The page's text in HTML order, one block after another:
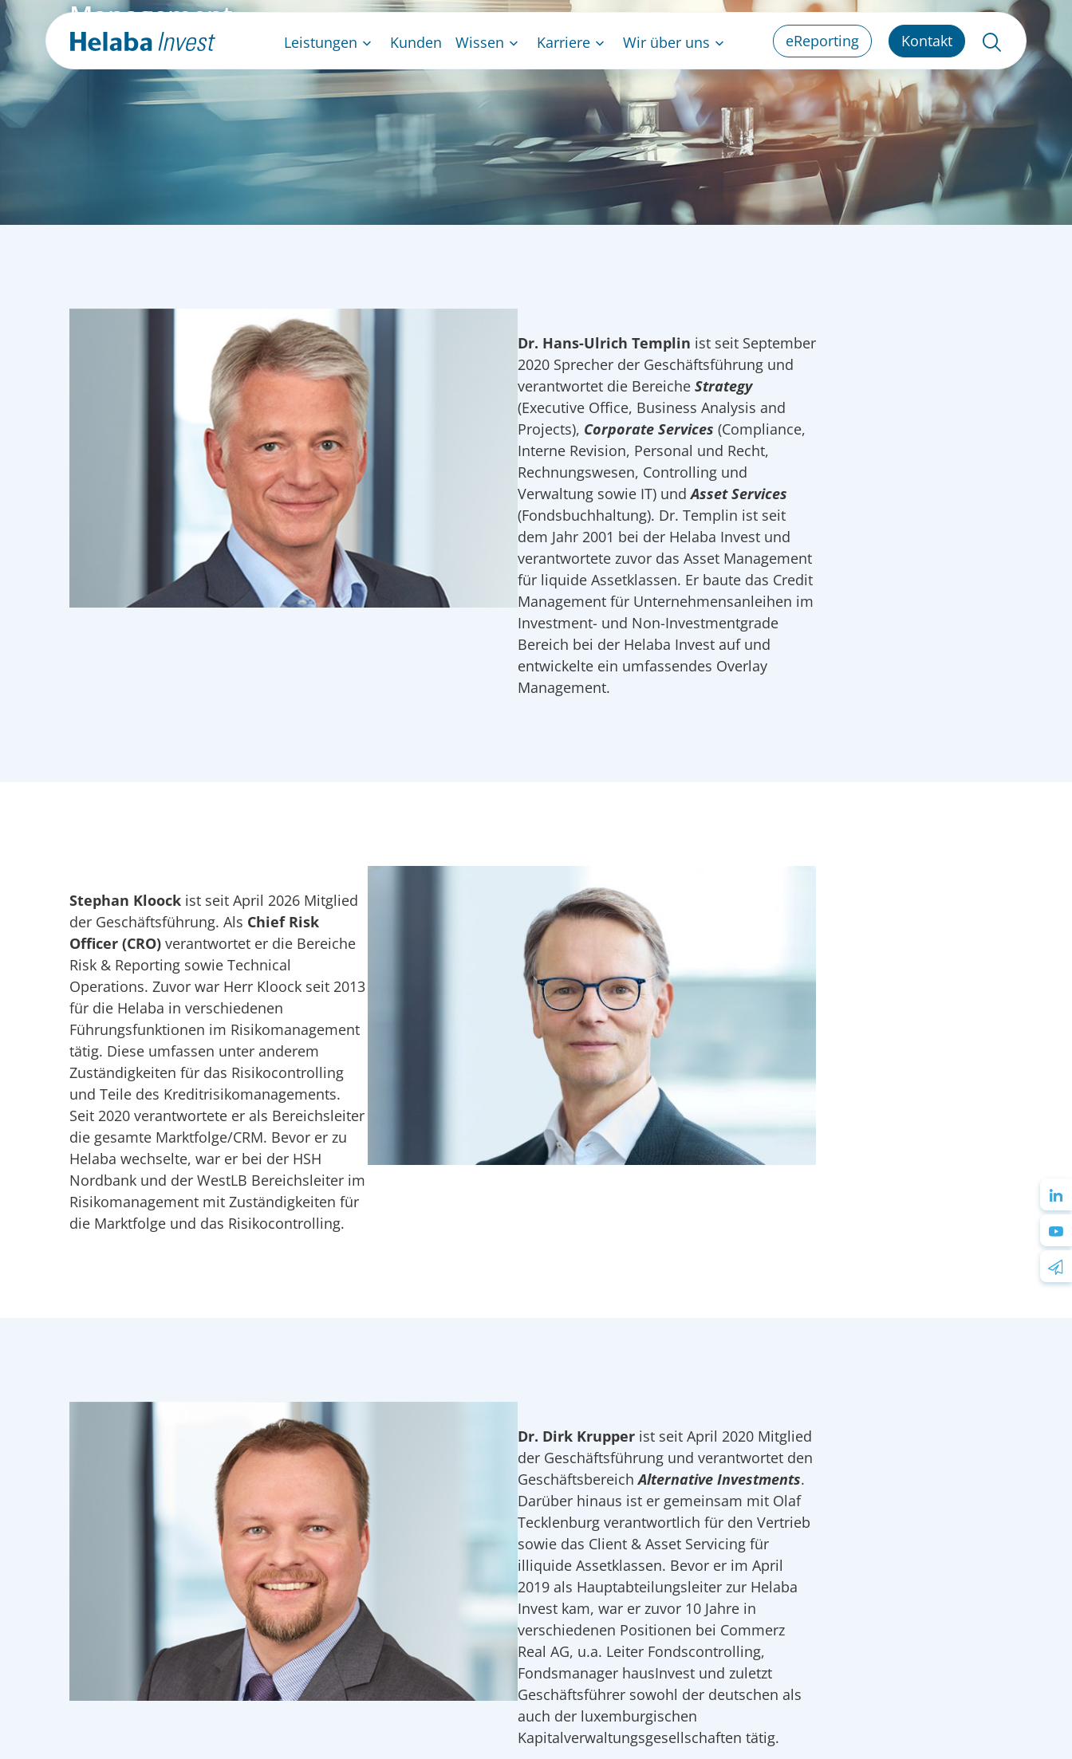
Leistungen Kunden Wissen Karriere Wir über uns eReporting Kontakt
Management
Unsere Geschäftsführung
Dr. Hans-Ulrich Templin ist seit September
2020 Sprecher der Geschäftsführung und
verantwortet die Bereiche Strategy
(Executive Office, Business Analysis and
Projects), Corporate Services (Compliance,
Interne Revision, Personal und Recht,
Rechnungswesen, Controlling und
Verwaltung sowie IT) undAsset Services
(Fondsbuchhaltung). Dr. Templin ist seit
dem Jahr 2001 bei der Helaba Invest und
verantwortete zuvor das Asset Management
für liquide Assetklassen. Er baute das Credit
Management für Unternehmensanleihen im
Investment- und Non-Investmentgrade
Bereich bei der Helaba Invest auf und
entwickelte ein umfassendes Overlay
Management.
Stephan Kloock ist seit April 2026 Mitglied
der Geschäftsführung. Als Chief Risk
Officer (CRO) verantwortet er die Bereiche
Risk & Reporting sowie Technical
Operations. Zuvor war Herr Kloock seit 2013
für die Helaba in verschiedenen
Führungsfunktionen im Risikomanagement
tätig. Diese umfassen unter anderem
Zuständigkeiten für das Risikocontrolling
und Teile des Kreditrisikomanagements.
Seit 2020 verantwortete er als Bereichsleiter
die gesamte Marktfolge/CRM. Bevor er zu
Helaba wechselte, war er bei der HSH
Nordbank und der WestLB Bereichsleiter im
Risikomanagement mit Zuständigkeiten für
die Marktfolge und das Risikocontrolling.
Dr. Dirk Krupperist seit April 2020 Mitglied
der Geschäftsführung und verantwortet den
GeschäftsbereichAlternative Investments.
Darüber hinaus ist er gemeinsam mit Olaf
Tecklenburg verantwortlich für den Vertrieb
sowie das Client & Asset Servicing für
illiquide Assetklassen. Bevor er im April
2019 als Hauptabteilungsleiter zur Helaba
Invest kam, war er zuvor 10 Jahre in
verschiedenen Positionen bei Commerz
Real AG, u.a. Leiter Fondscontrolling,
Fondsmanager hausInvest und zuletzt
Geschäftsführer sowohl der deutschen als
auch der luxemburgischen
Kapitalverwaltungsgesellschaften tätig.